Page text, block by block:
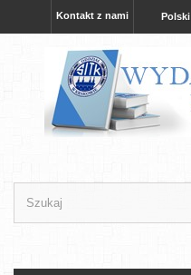
Polski
Kontakt z nami